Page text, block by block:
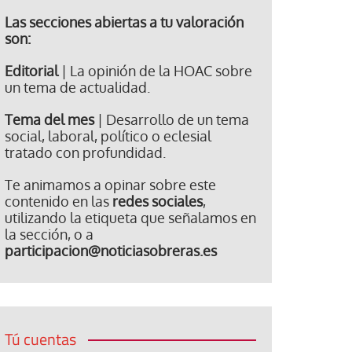
Las secciones abiertas a tu valoración
son:
Editorial| La opinión de la HOAC sobre
un tema de actualidad.
Tema del mes| Desarrollo de un tema
social, laboral, político o eclesial
tratado con profundidad.
Te animamos a opinar sobre este
contenido en las redes sociales,
utilizando la etiqueta que señalamos en
la sección, o a
participacion@noticiasobreras.es
Tú cuentas